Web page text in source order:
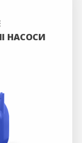
НАСОСИ